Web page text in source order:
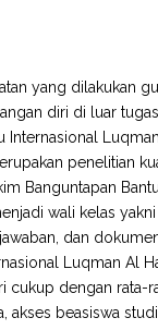
yang dilakukan
diri di luar
Internasional
penelitian
Banguntapan
wali kelas
dan
Luqman Al
dengan rata-
akses beasiswa